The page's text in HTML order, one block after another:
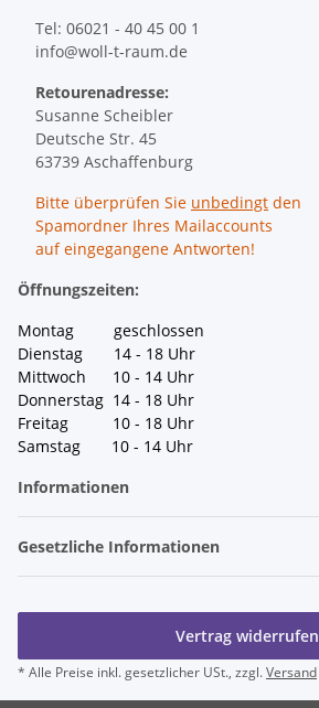
Tel: 06021 - 40 45 00 1
info@woll-t-raum.de
Retourenadresse:
Susanne Scheibler
Deutsche Str. 45
63739 Aschaffenburg
Bitte überprüfen Sie unbedingt den
Spamordner Ihres Mailaccounts
auf eingegangene Antworten!
Öffnungszeiten:
Montag geschlossen
Dienstag 14 - 18 Uhr
Mittwoch 10 - 14 Uhr
Donnerstag 14 - 18 Uhr
Freitag 10 - 18 Uhr
Samstag 10 - 14 Uhr
Informationen
Gesetzliche Informationen
Vertrag widerrufen
* Alle Preise inkl. gesetzlicher USt., zzgl.Versand